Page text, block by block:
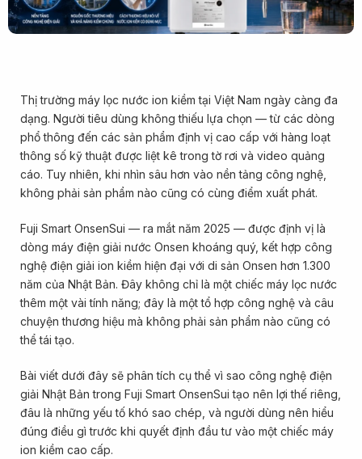
Thị trường máy lọc nước ion kiềm tại Việt Nam ngày càng đa
dạng. Người tiêu dùng không thiếu lựa chọn — từ các dòng
phổ thông đến các sản phẩm định vị cao cấp với hàng loạt
thông số kỹ thuật được liệt kê trong tờ rơi và video quảng
cáo. Tuy nhiên, khi nhìn sâu hơn vào nền tảng công nghệ,
không phải sản phẩm nào cũng có cùng điểm xuất phát.
Fuji Smart OnsenSui — ra mắt năm 2025 — được định vị là
dòng máy điện giải nước Onsen khoáng quý, kết hợp công
nghệ điện giải ion kiềm hiện đại với di sản Onsen hơn 1.300
năm của Nhật Bản. Đây không chỉ là một chiếc máy lọc nước
thêm một vài tính năng; đây là một tổ hợp công nghệ và câu
chuyện thương hiệu mà không phải sản phẩm nào cũng có
thể tái tạo.
Bài viết dưới đây sẽ phân tích cụ thể vì sao công nghệ điện
giải Nhật Bản trong Fuji Smart OnsenSui tạo nên lợi thế riêng,
đâu là những yếu tố khó sao chép, và người dùng nên hiểu
đúng điều gì trước khi quyết định đầu tư vào một chiếc máy
ion kiềm cao cấp.